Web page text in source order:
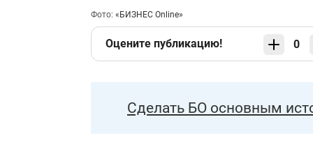
Фото: «БИЗНЕС Online»
Оцените публикацию! 0
Сделать БО основным